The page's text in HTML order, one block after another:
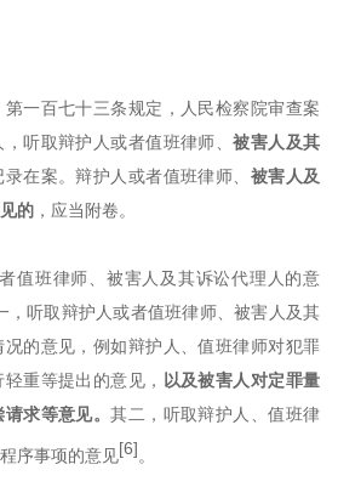
第一百七十三条规定，人民检察院审查案
听取辩护人或者值班律师、被害人及其
录在案。辩护人或者值班律师、 被害人及
的 ，应当附卷。
值班律师、被害人及其诉讼代理人的意
，听取辩护人或者值班律师、被害人及其
的意见，例如辩护人、值班律师对犯罪
重等提出的意见， 以及被害人对定罪量
请求等意见。其二，听取辩护人、值班律
序事项的意见[6]。